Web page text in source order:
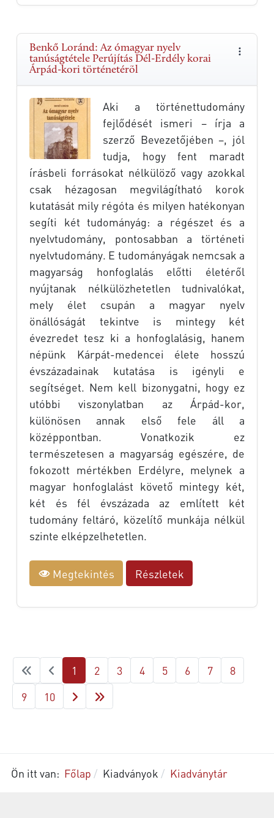
Benkő Loránd: Az ómagyar nyelv
tanúságtétele Perújítás Dél-Erdély korai
Árpád-kori történetérõl
Aki a történettudomány
fejlődését ismeri – írja a
szerző Bevezetőjében –, jól
tudja, hogy fent maradt
írásbeli forrásokat nélkülöző vagy azokkal
csak hézagosan megvilágítható korok
kutatását mily régóta és milyen hatékonyan
segíti két tudományág: a régészet és a
nyelvtudomány, pontosabban a történeti
nyelvtudomány. E tudományágak nemcsak a
magyarság honfoglalás előtti életéről
nyújtanak nélkülözhetetlen tudnivalókat,
mely élet csupán a magyar nyelv
önállóságát tekintve is mintegy két
évezredet tesz ki a honfoglalásig, hanem
népünk Kárpát-medencei élete hosszú
évszázadainak kutatása is igényli e
segítséget. Nem kell bizonygatni, hogy ez
utóbbi viszonylatban az Árpád-kor,
különösen annak első fele áll a
középpontban. Vonatkozik ez
természetesen a magyarság egészére, de
fokozott mértékben Erdélyre, melynek a
magyar honfoglalást követő mintegy két,
két és fél évszázada az említett két
tudomány feltáró, közelítő munkája nélkül
szinte elképzelhetetlen.
Megtekintés Részletek
1 2 3 4 5 6 7
8
9
10
Ön itt van: Főlap Kiadványok Kiadványtár